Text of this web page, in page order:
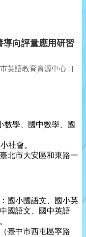
導向評量應用研習
英語教育資源中心 |
學、國中數學、國
社會。
北市大安區和東路一
國小國語文、國小英
國語文、國中英語
臺中市西屯區寧路